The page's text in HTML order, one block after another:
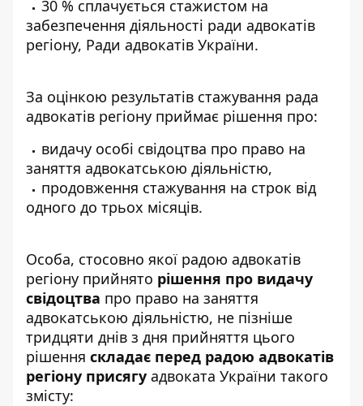
30 % сплачується стажистом на
забезпечення діяльності ради адвокатів
регіону, Ради адвокатів України.
За оцінкою результатів стажування рада
адвокатів регіону приймає рішення про:
видачу особі свідоцтва про право на
заняття адвокатською діяльністю,
продовження стажування на строк від
одного до трьох місяців.
Особа, стосовно якої радою адвокатів
регіону прийнято рішення про видачу
свідоцтва про право на заняття
адвокатською діяльністю, не пізніше
тридцяти днів з дня прийняття цього
рішення складає перед радою адвокатів
регіону присягу адвоката України такого
змісту: